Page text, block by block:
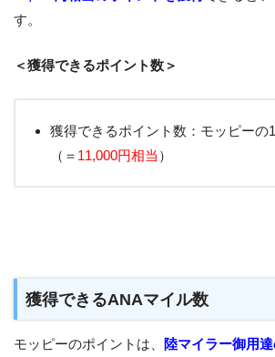
す。
＜獲得できるポイント数＞
獲得できるポイント数：モッピーの
（＝ 11,000円相当 ）
獲得できるANAマイル数
モッピーのポイントは、
陸マイラー御用